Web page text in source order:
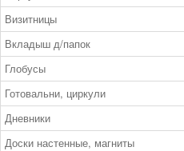
Визитницы
Вкладыш д/папок
Глобусы
Готовальни, циркули
Дневники
Доски настенные, магниты